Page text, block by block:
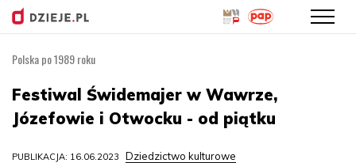
treści
Polska po 1989 roku
Festiwal Świdemajer w Wawrze,
Józefowie i Otwocku - od piątku
PUBLIKACJA: 16.06.2023 Dziedzictwo kulturowe